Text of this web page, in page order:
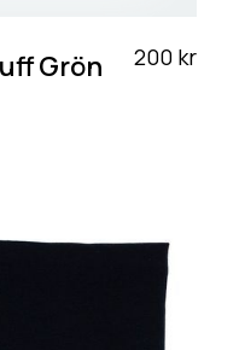
Grön
200 kr